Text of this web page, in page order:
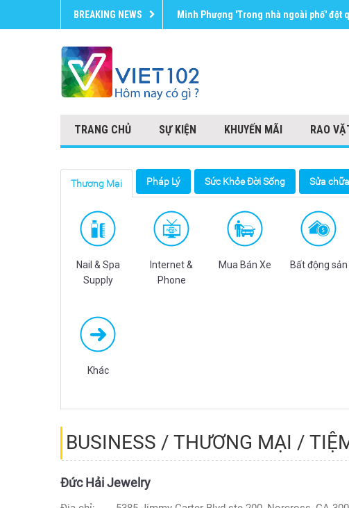
BREAKING NEWS Minh Phượng 'Trong nhà ngoài phố' đột
TRANG CHỦ SỰ KIỆN KHUYẾN MÃI RAO
Thương Mại Pháp Lý Sức Khỏe Đời Sống Sửa chữa
Nail & Spa
Supply
Internet &
Phone
Mua Bán Xe Bất động sản
Khác
BUSINESS / THƯƠNG MẠI /
Đức Hải Jewelry